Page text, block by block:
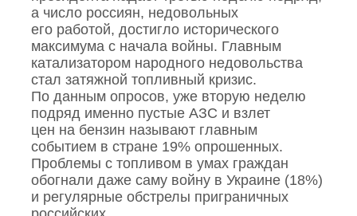
а число россиян, недовольных
его работой, достигло исторического
максимума с начала войны. Главным
катализатором народного недовольства
стал затяжной топливный кризис.
По данным опросов, уже вторую неделю
подряд именно пустые АЗС и взлет
цен на бензин называют главным
событием в стране 19% опрошенных.
Проблемы с топливом в умах граждан
обогнали даже саму войну в Украине (18%)
и регулярные обстрелы приграничных